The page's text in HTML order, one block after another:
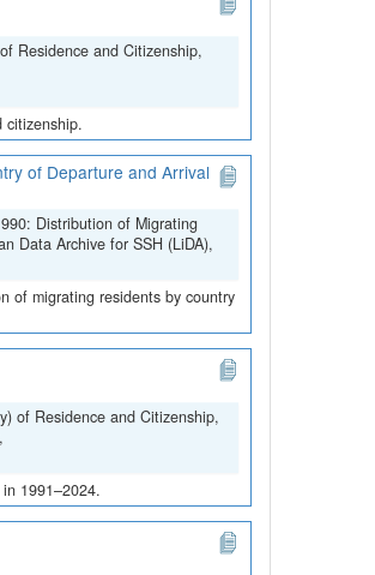
Residence and Citizenship,
citizenship.
of Departure and Arrival
Distribution of Migrating
Data Archive for SSH (LiDA),
of migrating residents by country
of Residence and Citizenship,
1991–2024.